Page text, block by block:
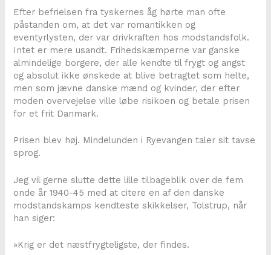
Efter befrielsen fra tyskernes åg hørte man ofte
påstanden om, at det var romantikken og
eventyrlysten, der var drivkraften hos modstandsfolk.
Intet er mere usandt. Frihedskæmperne var ganske
almindelige borgere, der alle kendte til frygt og angst
og absolut ikke ønskede at blive betragtet som helte,
men som jævne danske mænd og kvinder, der efter
moden overvejelse ville løbe risikoen og betale prisen
for et frit Danmark.
Prisen blev høj. Mindelunden i Ryevangen taler sit tavse
sprog.
Jeg vil gerne slutte dette lille tilbageblik over de fem
onde år 1940-45 med at citere en af den danske
modstandskamps kendteste skikkelser, Tolstrup, når
han siger:
»Krig er det næstfrygteligste, der findes.